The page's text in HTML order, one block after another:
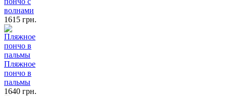
волнами
1615 грн.
Пляжное
пончо в
пальмы
1640 грн.